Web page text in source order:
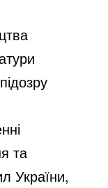
та
України,